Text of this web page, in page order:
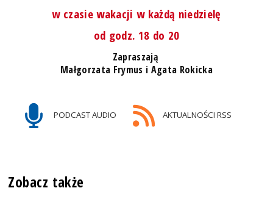
w czasie wakacji w każdą niedzielę
od godz. 18 do 20
Zapraszają
Małgorzata Frymus i Agata Rokicka
PODCAST AUDIO AKTUALNOŚCI RSS
Zobacz także